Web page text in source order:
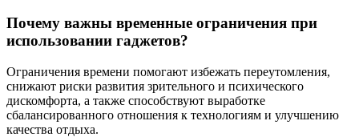
Почему важны временные ограничения при
использовании гаджетов?
Ограничения времени помогают избежать переутомления,
снижают риски развития зрительного и психического
дискомфорта, а также способствуют выработке
сбалансированного отношения к технологиям и улучшению
качества отдыха.